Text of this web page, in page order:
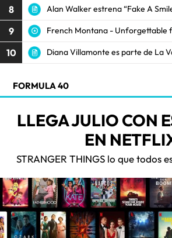
8 Alan Walker estrena “Fake A
9 French Montana - Unforgettable
10 Diana Villamonte es parte de La
FORMULA 40
LLEGA JULIO CON
EN
STRANGER THINGS lo que todos